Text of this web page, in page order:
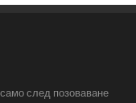
след позоваване